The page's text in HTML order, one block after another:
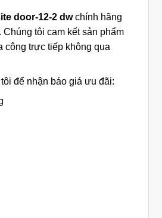
door-12-2 dwchính hãng
tôi cam kết sản phẩm
trực tiếp không qua
để nhận báo giá ưu đãi: